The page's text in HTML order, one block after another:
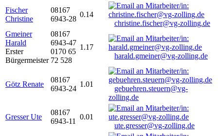
Fischer
Christine
08167
6943-28
0.14
christine.fischer@vg-zolling.de
Gmeiner
Harald
Erster
Bürgermeister
08167
6943-47
0170 65
72 528
1.17
harald.gmeiner@vg-zolling.de
Götz Renate
08167
6943-24
1.01
gebuehren.steuern@vg-
zolling.de
Gresser Ute
08167
6943-11
0.01
ute.gresser@vg-zolling.de